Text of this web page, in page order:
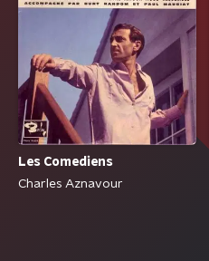
Les Comediens
Charles Aznavour